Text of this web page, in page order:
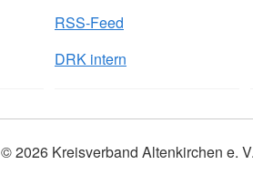
RSS-Feed
DRK intern
© 2026 Kreisverband Altenkirchen e.